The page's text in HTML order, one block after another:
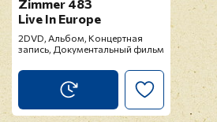
Zimmer 483
Live In Europe
2DVD, Альбом, Концертная
запись, Документальный фильм